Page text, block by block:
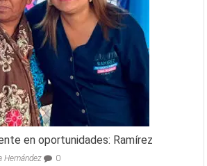
en oportunidades: Ramírez
Hernández 0